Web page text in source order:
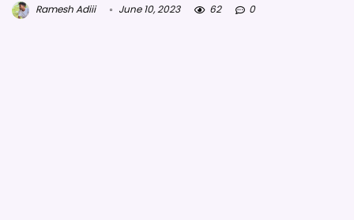
Ramesh Adiii June 10, 2023 62 0